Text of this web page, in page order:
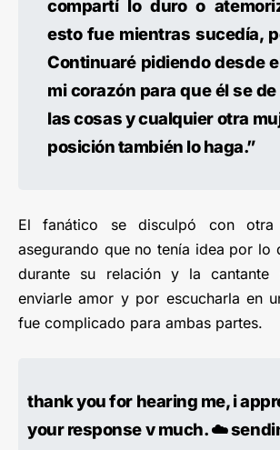
compartí lo duro o
esto fue mientras sucedía,
Continuaré pidiendo desde
mi corazón para que él se
las cosas y cualquier otra
posición también lo haga.”
El fanático se disculpó con otra
asegurando que no tenía idea por lo
durante su relación y la cantante
enviarle amor y por escucharla en
fue complicado para ambas partes.
thank you for hearing me, i
your response v much. ☁️